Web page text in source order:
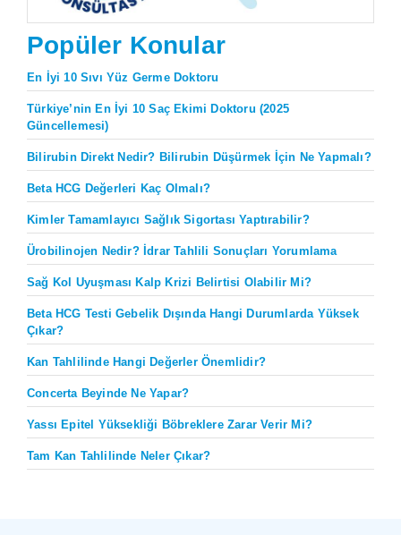
Popüler Konular
En İyi 10 Sıvı Yüz Germe Doktoru
Türkiye’nin En İyi 10 Saç Ekimi Doktoru (2025
Güncellemesi)
Bilirubin Direkt Nedir? Bilirubin Düşürmek İçin Ne Yapmalı?
Beta HCG Değerleri Kaç Olmalı?
Kimler Tamamlayıcı Sağlık Sigortası Yaptırabilir?
Ürobilinojen Nedir? İdrar Tahlili Sonuçları Yorumlama
Sağ Kol Uyuşması Kalp Krizi Belirtisi Olabilir Mi?
Beta HCG Testi Gebelik Dışında Hangi Durumlarda Yüksek
Çıkar?
Kan Tahlilinde Hangi Değerler Önemlidir?
Concerta Beyinde Ne Yapar?
Yassı Epitel Yüksekliği Böbreklere Zarar Verir Mi?
Tam Kan Tahlilinde Neler Çıkar?